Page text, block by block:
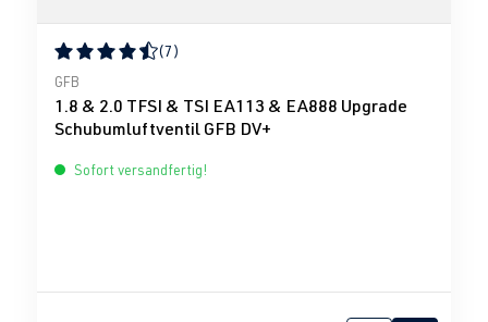
Durchschnittliche Bewertung von 4.43 von 5 Sternen
(7)
GFB
1.8 & 2.0 TFSI & TSI EA113 & EA888 Upgrade
Schubumluftventil GFB DV+
Sofort versandfertig!